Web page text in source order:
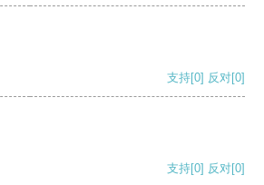
支持[0] 反对[0]
支持[0] 反对[0]